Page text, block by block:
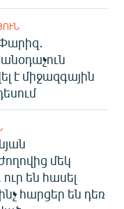
է միջազգային
մեկ
են հասել
հարցեր են դեռ